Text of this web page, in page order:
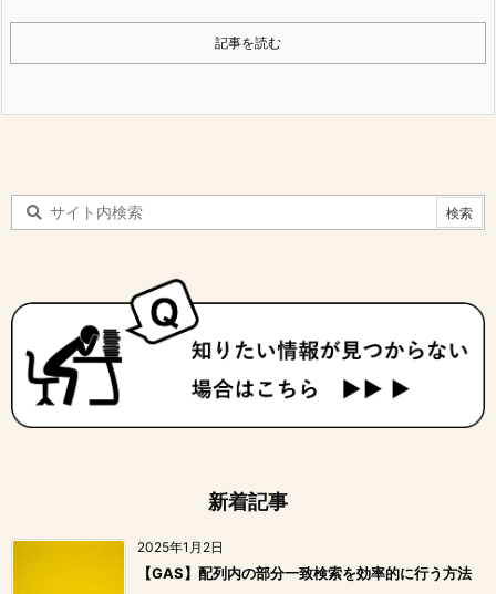
記事を読む
新着記事
2025年1月2日
【GAS】配列内の部分一致検索を効率的に行う方法